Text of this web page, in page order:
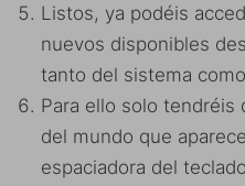
Listos, ya podéis
nuevos disponibles
tanto del sistema
Para ello solo tendréis
del mundo que
espaciadora del